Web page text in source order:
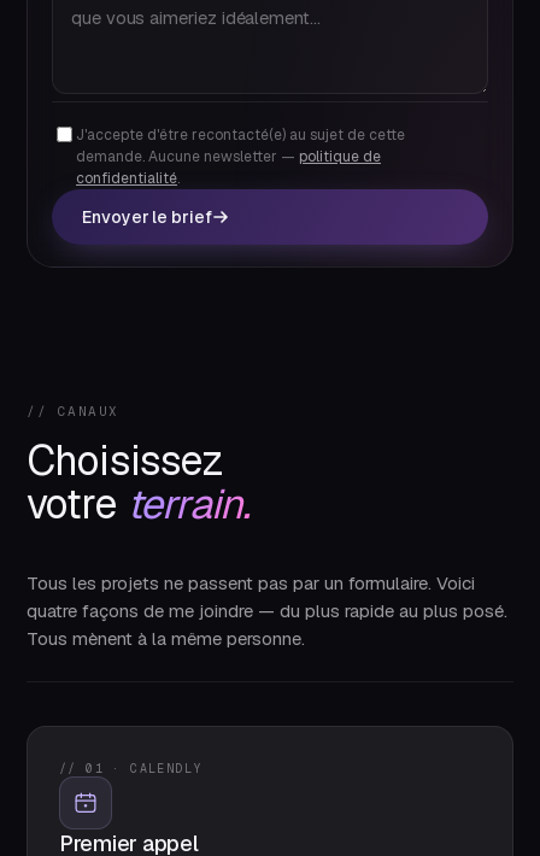
J'accepte d'être recontacté(e) au sujet de cette
demande. Aucune newsletter — politique de
confidentialité.
Envoyer le brief
// CANAUX
Choisissez
votre terrain.
Tous les projets ne passent pas par un formulaire. Voici
quatre façons de me joindre — du plus rapide au plus posé.
Tous mènent à la même personne.
// 01 · CALENDLY
Premier appel